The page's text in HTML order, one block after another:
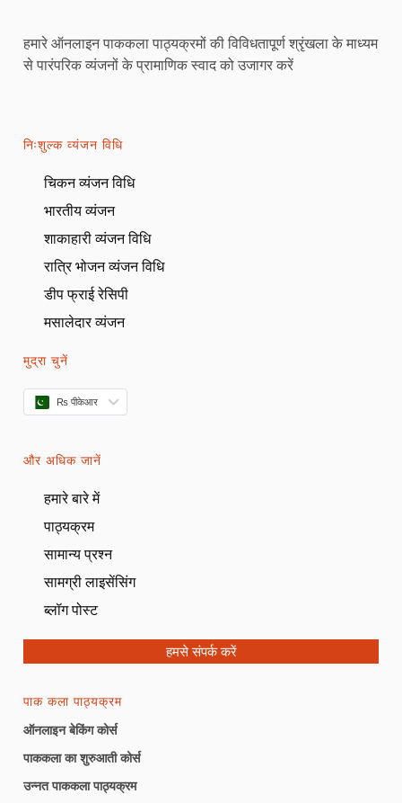
हमारे ऑनलाइन पाककला पाठ्यक्रमों की विविधतापूर्ण श्रृंखला के माध्यम
से पारंपरिक व्यंजनों के प्रामाणिक स्वाद को उजागर करें
निःशुल्क व्यंजन विधि
चिकन व्यंजन विधि
भारतीय व्यंजन
शाकाहारी व्यंजन विधि
रात्रि भोजन व्यंजन विधि
डीप फ्राई रेसिपी
मसालेदार व्यंजन
मुद्रा चुनें
₨ पीकेआर
और अधिक जानें
हमारे बारे में
पाठ्यक्रम
सामान्य प्रश्न
सामग्री लाइसेंसिंग
ब्लॉग पोस्ट
हमसे संपर्क करें
पाक कला पाठ्यक्रम
ऑनलाइन बेकिंग कोर्स
पाककला का शुरुआती कोर्स
उन्नत पाककला पाठ्यक्रम